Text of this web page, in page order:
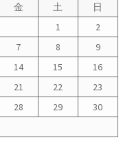
金 土
日
1
2
7 8
9
14 15
16
21 22
23
28 29
30